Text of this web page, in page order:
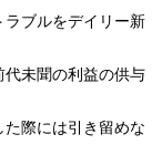
ブルをデイリー新
未聞の利益の供与
際には引き留めな